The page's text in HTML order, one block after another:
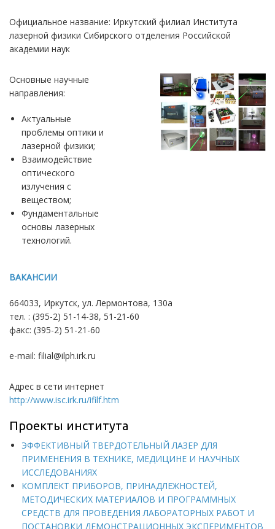
Официальное название: Иркутский филиал Института
лазерной физики Сибирского отделения Российской
академии наук
Основные научные
направления:
Актуальные
проблемы оптики и
лазерной физики;
Взаимодействие
оптического
излучения с
веществом;
Фундаментальные
основы лазерных
технологий.
ВАКАНСИИ
664033, Иркутск, ул. Лермонтова, 130а
тел. : (395-2) 51-14-38, 51-21-60
факс: (395-2) 51-21-60
e-mail: filial@ilph.irk.ru
Адрес в сети интернет
http://www.isc.irk.ru/ifilf.htm
Проекты института
ЭФФЕКТИВНЫЙ ТВЕРДОТЕЛЬНЫЙ ЛАЗЕР ДЛЯ
ПРИМЕНЕНИЯ В ТЕХНИКЕ, МЕДИЦИНЕ И НАУЧНЫХ
ИССЛЕДОВАНИЯХ
КОМПЛЕКТ ПРИБОРОВ, ПРИНАДЛЕЖНОСТЕЙ,
МЕТОДИЧЕСКИХ МАТЕРИАЛОВ И ПРОГРАММНЫХ
СРЕДСТВ ДЛЯ ПРОВЕДЕНИЯ ЛАБОРАТОРНЫХ РАБОТ И
ПОСТАНОВКИ ДЕМОНСТРАЦИОННЫХ ЭКСПЕРИМЕНТОВ